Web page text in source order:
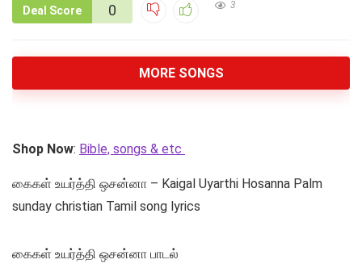
Deal Score 0 3
MORE SONGS
Shop Now: Bible, songs & etc
கைகள் உயர்த்தி ஒசன்னா – Kaigal Uyarthi Hosanna Palm
sunday christian Tamil song lyrics
கைகள் உயர்த்தி ஒசன்னா பாடல்